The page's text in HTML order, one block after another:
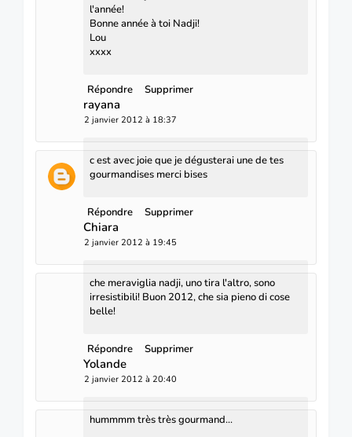
l'année!
Bonne année à toi Nadji!
Lou
xxxx
Répondre Supprimer
rayana
2 janvier 2012 à 18:37
c est avec joie que je dégusterai une de tes
gourmandises merci bises
Répondre Supprimer
Chiara
2 janvier 2012 à 19:45
che meraviglia nadji, uno tira l'altro, sono
irresistibili! Buon 2012, che sia pieno di cose
belle!
Répondre Supprimer
Yolande
2 janvier 2012 à 20:40
hummmm très très gourmand...